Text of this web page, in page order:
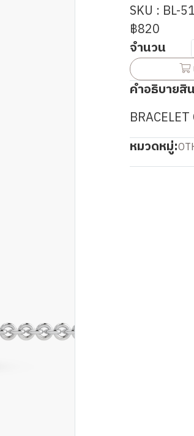
SKU : BL-
฿820
จำนวน
คำอธิบายสิ
หมวดหมู่: